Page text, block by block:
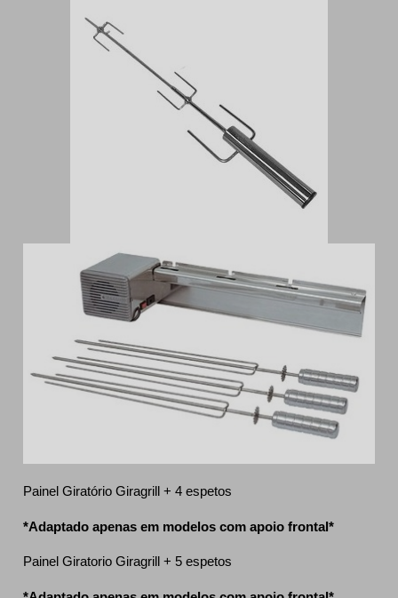
Painel Giratório Giragrill + 4 espetos
*Adaptado apenas em modelos com apoio frontal*
Painel Giratorio Giragrill + 5 espetos